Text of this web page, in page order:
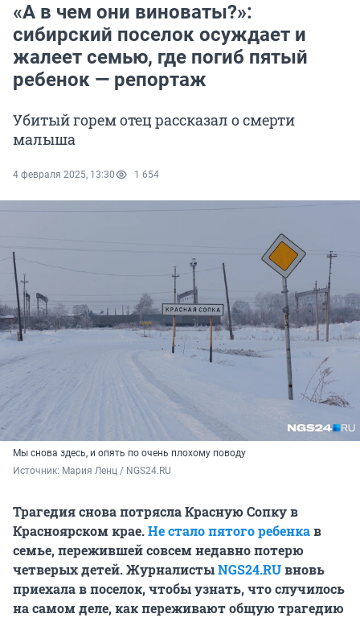
«А в чем они виноваты?»:
сибирский поселок осуждает и
жалеет семью, где погиб пятый
ребенок — репортаж
Убитый горем отец рассказал о смерти
малыша
4 февраля 2025, 13:30 1 654
Мы снова здесь, и опять по очень плохому поводу
Источник: Мария Ленц / NGS24.RU
Трагедия снова потрясла Красную Сопку в
Красноярском крае.Не стало пятого ребенкав
семье, пережившей совсем недавно потерю
четверых детей. ЖурналистыNGS24.RUвновь
приехала в поселок, чтобы узнать, что случилось
на самом деле, как переживают общую трагедию